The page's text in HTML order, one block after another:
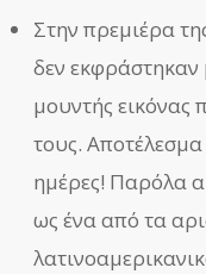
Στην πρεμιέρα
δεν εκφράστηκαν
μουντής
τους.
ημέρες! Παρόλα
ως ένα από τα